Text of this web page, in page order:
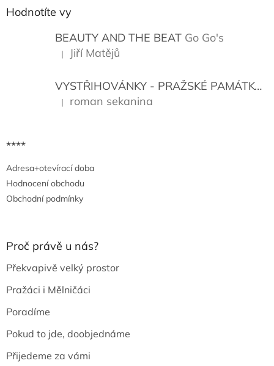
Hodnotíte vy
BEAUTY AND THE BEAT Go Go's
Hodnocení produktu je 5 z 5 hvězdiček.
| Jiří Matějů
VYSTŘIHOVÁNKY - PRAŽSKÉ PAMÁTKY
Hodnocení produktu je 5 z 5 hvězdiček.
| roman sekanina
****
Adresa+otevírací doba
Hodnocení obchodu
Obchodní podmínky
Proč právě u nás?
Překvapivě velký prostor
Pražáci i Mělničáci
Poradíme
Pokud to jde, doobjednáme
Přijedeme za vámi